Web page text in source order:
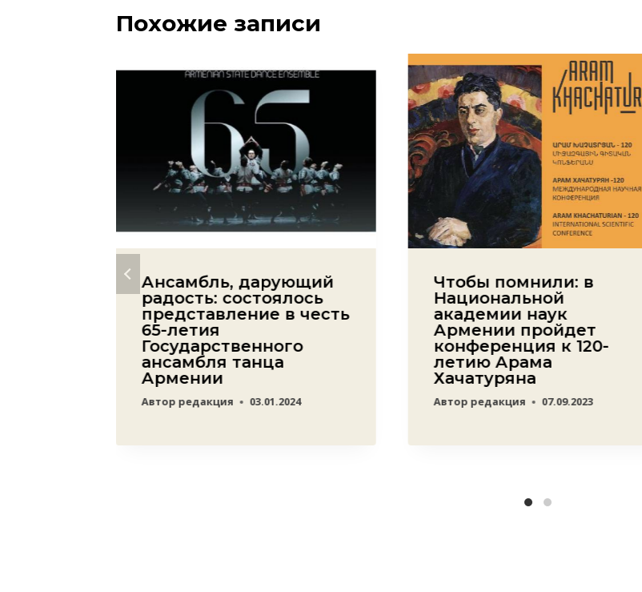
Похожие записи
Ансамбль, дарующий
радость: состоялось
представление в честь
65-летия
Государственного
ансамбля танца
Армении
Автор редакция 03.01.2024
Чтобы помнили: в
Национальной
академии наук
Армении пройдет
конференция к 120-
летию Арама
Хачатуряна
Автор редакция 07.09.2023